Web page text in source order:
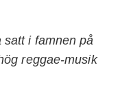
i famnen på
reggae-musik